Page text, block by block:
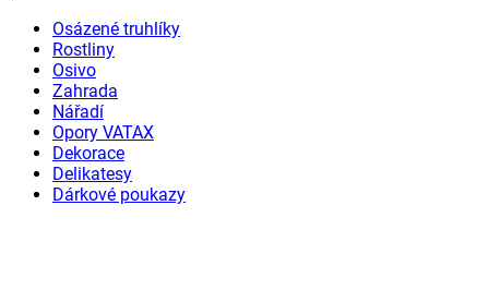
Osázené truhlíky
Rostliny
Osivo
Zahrada
Nářadí
Opory VATAX
Dekorace
Delikatesy
Dárkové poukazy